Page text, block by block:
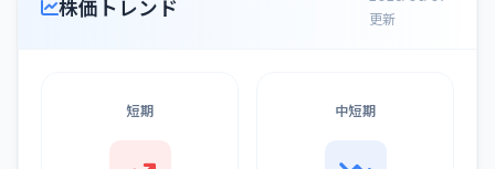
株価トレンド
更新
短期 中短期